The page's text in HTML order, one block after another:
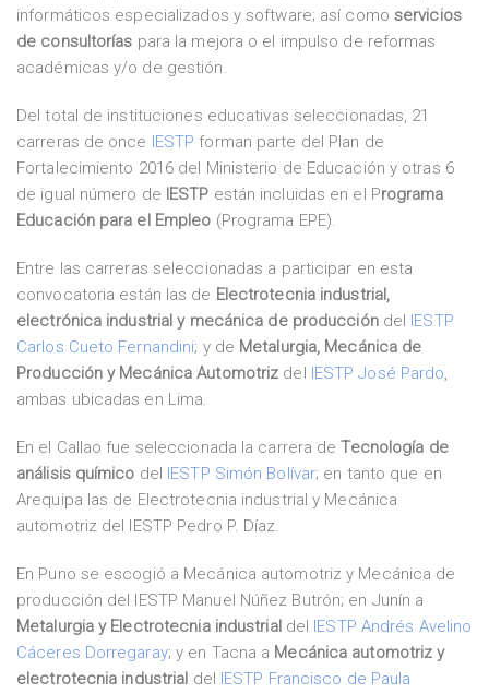
informáticos especializados y software; así como servicios
de consultorías para la mejora o el impulso de reformas
académicas y/o de gestión.
Del total de instituciones educativas seleccionadas, 21
carreras de once IESTP forman parte del Plan de
Fortalecimiento 2016 del Ministerio de Educación y otras 6
de igual número de IESTP están incluidas en el Programa
Educación para el Empleo (Programa EPE).
Entre las carreras seleccionadas a participar en esta
convocatoria están las de Electrotecnia industrial,
electrónica industrial y mecánica de produccióndel IESTP
Carlos Cueto Fernandini; y de Metalurgia, Mecánica de
Producción y Mecánica Automotriz del IESTP José Pardo,
ambas ubicadas en Lima.
En el Callao fue seleccionada la carrera deTecnología de
análisis químico del IESTP Simón Bolívar; en tanto que en
Arequipa las de Electrotecnia industrial y Mecánica
automotriz del IESTP Pedro P. Díaz.
En Puno se escogió a Mecánica automotriz y Mecánica de
producción del IESTP Manuel Núñez Butrón; en Junín a
Metalurgia y Electrotecnia industrialdel IESTP Andrés Avelino
Cáceres Dorregaray; y en Tacna a Mecánica automotriz y
electrotecnia industrial del IESTP Francisco de Paula